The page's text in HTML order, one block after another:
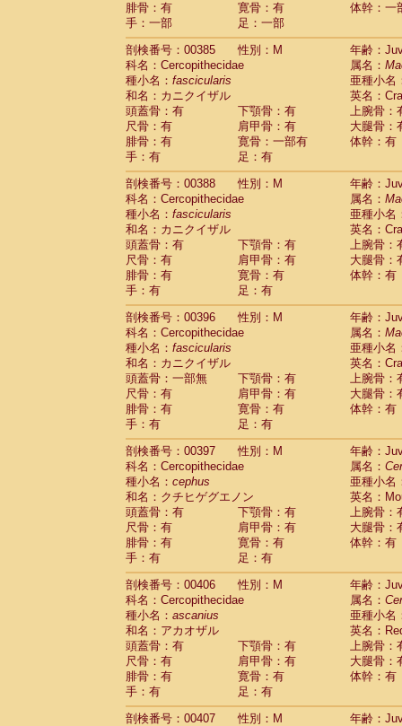
腓骨：有
寛骨：有
体幹：一
手：一部
足：一部
剖検番号：00385
性別：M
年齢：
科名：Cercopithecidae
属名：
種小名： fascicularis
亜種小名
和名：カニクイザル
英名：
頭蓋骨：有
下顎骨：有
上腕骨：
尺骨：有
肩甲骨：有
大腿骨：
腓骨：有
寛骨：一部有
体幹：有
手：有
足：有
剖検番号：00388
性別：M
年齢：
科名：Cercopithecidae
属名：
種小名： fascicularis
亜種小名
和名：カニクイザル
英名：
頭蓋骨：有
下顎骨：有
上腕骨：
尺骨：有
肩甲骨：有
大腿骨：
腓骨：有
寛骨：有
体幹：有
手：有
足：有
剖検番号：00396
性別：M
年齢：
科名：Cercopithecidae
属名：
種小名： fascicularis
亜種小名
和名：カニクイザル
英名：
頭蓋骨：一部無
下顎骨：有
上腕骨：
尺骨：有
肩甲骨：有
大腿骨：
腓骨：有
寛骨：有
体幹：有
手：有
足：有
剖検番号：00397
性別：M
年齢：
科名：Cercopithecidae
属名：
種小名： cephus
亜種小名
和名：クチヒゲグエノン
英名：
頭蓋骨：有
下顎骨：有
上腕骨：
尺骨：有
肩甲骨：有
大腿骨：
腓骨：有
寛骨：有
体幹：有
手：有
足：有
剖検番号：00406
性別：M
年齢：
科名：Cercopithecidae
属名：
種小名： ascanius
亜種小名
和名：アカオザル
英名：
頭蓋骨：有
下顎骨：有
上腕骨：
尺骨：有
肩甲骨：有
大腿骨：
腓骨：有
寛骨：有
体幹：有
手：有
足：有
剖検番号：00407
性別：M
年齢：